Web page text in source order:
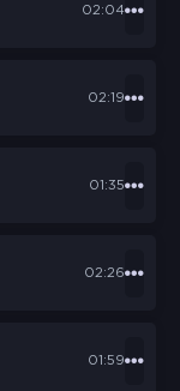
02:04
02:19
01:35
02:26
01:59